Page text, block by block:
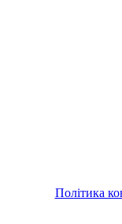
Політика